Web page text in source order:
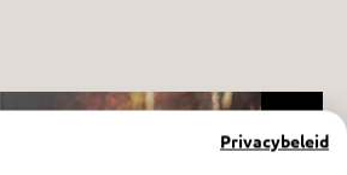
Privacybeleid